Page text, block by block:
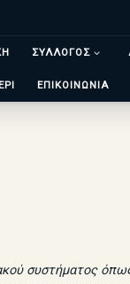
ΣΥΛΛΟΓΟΣ
ΕΠΙΚΟΙΝΩΝΙΑ
συστήματος